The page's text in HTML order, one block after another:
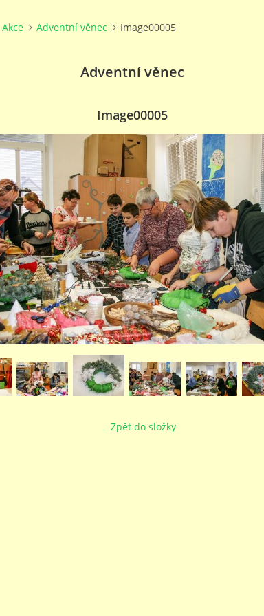
Akce Adventní věnec Image00005
Adventní věnec
Image00005
Zpět do složky